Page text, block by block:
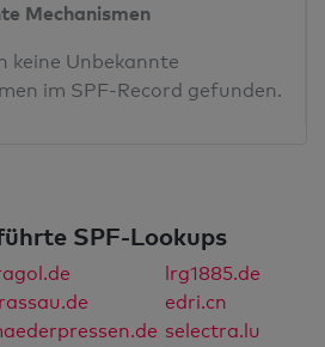
Mechanismen
keine Unbekannte
im SPF-Record gefunden.
SPF-Lookups
lrg1885.de
edri.cn
selectra.lu